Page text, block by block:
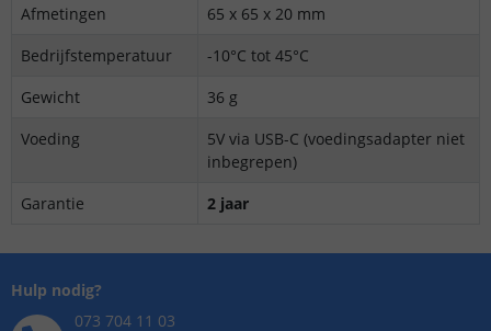
Afmetingen
65 x 65 x 20 mm
Bedrijfstemperatuur
-10°C tot 45°C
Gewicht
36 g
Voeding
5V via USB-C (voedingsadapter niet
inbegrepen)
Garantie
2 jaar
Hulp nodig?
073 704 11 03